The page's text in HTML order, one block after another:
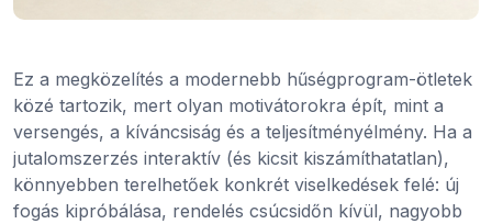
Ez a megközelítés a modernebb hűségprogram-ötletek
közé tartozik, mert olyan motivátorokra épít, mint a
versengés, a kíváncsiság és a teljesítményélmény. Ha a
jutalomszerzés interaktív (és kicsit kiszámíthatatlan),
könnyebben terelhetőek konkrét viselkedések felé: új
fogás kipróbálása, rendelés csúcsidőn kívül, nagyobb